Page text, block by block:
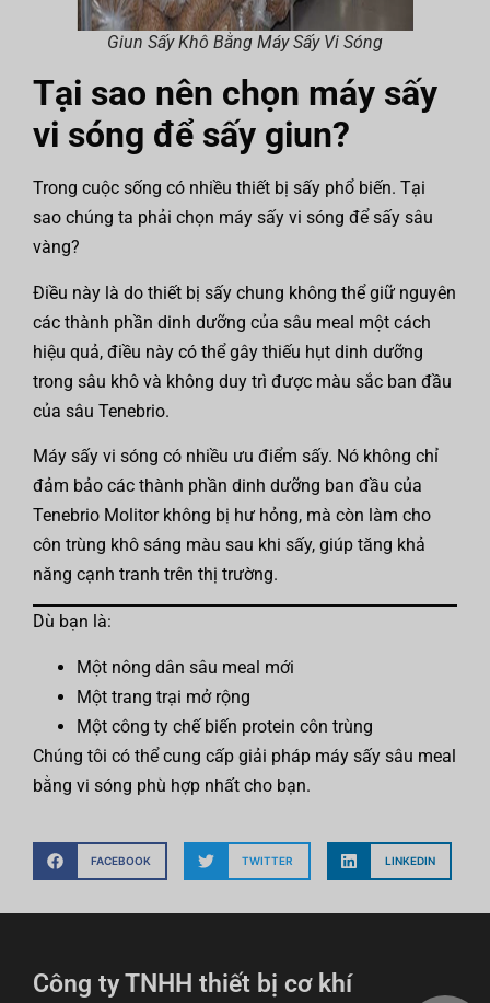
Giun Sấy Khô Bằng Máy Sấy Vi Sóng
Tại sao nên chọn máy sấy
vi sóng để sấy giun?
Trong cuộc sống có nhiều thiết bị sấy phổ biến. Tại
sao chúng ta phải chọn máy sấy vi sóng để sấy sâu
vàng?
Điều này là do thiết bị sấy chung không thể giữ nguyên
các thành phần dinh dưỡng của sâu meal một cách
hiệu quả, điều này có thể gây thiếu hụt dinh dưỡng
trong sâu khô và không duy trì được màu sắc ban đầu
của sâu Tenebrio.
Máy sấy vi sóng có nhiều ưu điểm sấy. Nó không chỉ
đảm bảo các thành phần dinh dưỡng ban đầu của
Tenebrio Molitor không bị hư hỏng, mà còn làm cho
côn trùng khô sáng màu sau khi sấy, giúp tăng khả
năng cạnh tranh trên thị trường.
Dù bạn là:
Một nông dân sâu meal mới
Một trang trại mở rộng
Một công ty chế biến protein côn trùng
Chúng tôi có thể cung cấp giải pháp máy sấy sâu meal
bằng vi sóng phù hợp nhất cho bạn.
FACEBOOK TWITTER LINKEDIN
Công ty TNHH thiết bị cơ khí